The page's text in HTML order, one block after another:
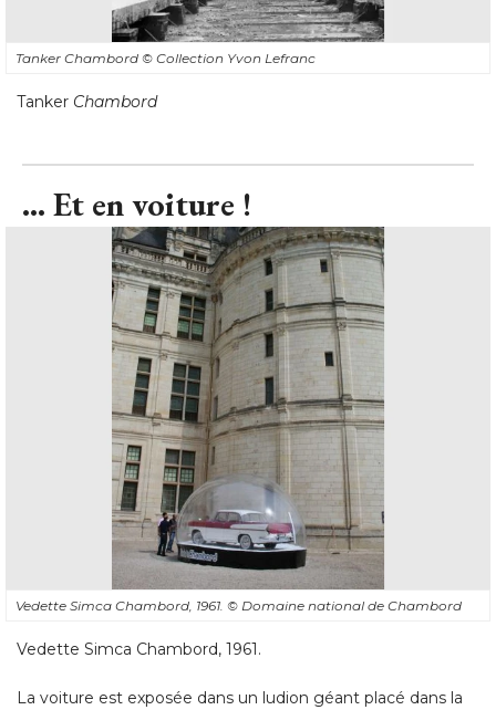
Tanker Chambord © Collection Yvon Lefranc
Tanker Chambord
... Et en voiture !
Vedette Simca Chambord, 1961. © Domaine national de Chambord
Vedette Simca Chambord, 1961.
La voiture est exposée dans un ludion géant placé dans la